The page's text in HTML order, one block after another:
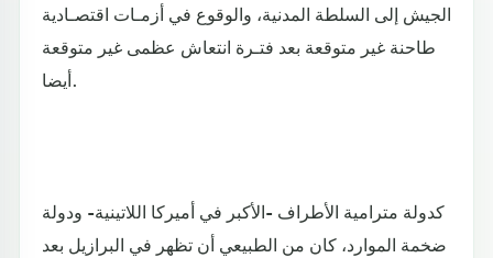
الجيش إلى السلطة المدنية، والوقوع في أزمـات اقتصـادية
طاحنة غير متوقعة بعد فتـرة انتعاش عظمى غير متوقعة
أيضا.
كدولة مترامية الأطراف -الأكبر في أميركا اللاتينية- ودولة
ضخمة الموارد، كان من الطبيعي أن تظهر في البرازيل بعد